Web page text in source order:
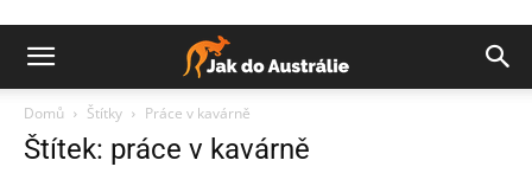
Domů Štítky Práce v kavárně
Štítek: práce v kavárně